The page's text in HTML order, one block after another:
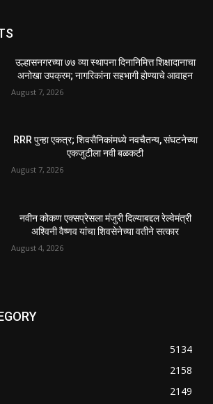
उल्हासनगरच्या ७७ व्या स्थापना दिनानिमित्त शिक्षादानाचा
अनोखा उपक्रम; नागरिकांना सहभागी होण्याचे आवाहन
August 7, 2026
RRR पुन्हा एकत्र; शिवसैनिकांमध्ये नवचैतन्य, संघटनेच्या
एकजुटीला नवी बळकटी
August 7, 2026
नवीन कोकण एक्सप्रेसला मंजुरी दिल्याबद्दल रेल्वेमंत्री
अश्विनी वैष्णव यांचा शिवसेनेच्या वतीने सत्कार
August 4, 2026
5134
2158
2149